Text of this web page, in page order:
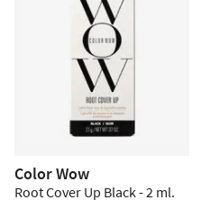
Color Wow
Root Cover Up Black - 2 ml.